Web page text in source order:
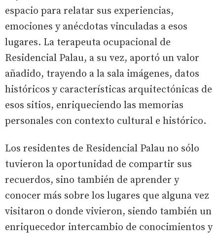
espacio para relatar sus experiencias,
emociones y anécdotas vinculadas a esos
lugares. La terapeuta ocupacional de
Residencial Palau, a su vez, aportó un valor
añadido, trayendo a la sala imágenes, datos
históricos y características arquitectónicas de
esos sitios, enriqueciendo las memorias
personales con contexto cultural e histórico.
Los residentes de Residencial Palau no sólo
tuvieron la oportunidad de compartir sus
recuerdos, sino también de aprender y
conocer más sobre los lugares que alguna vez
visitaron o donde vivieron, siendo también un
enriquecedor intercambio de conocimientos y